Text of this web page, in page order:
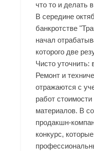
что то и делать
В середине
банкротстве
начал
которого две
Чисто уточнить:
Ремонт и
отражаются с
работ
материалов. В
продакшн-
конкурс,